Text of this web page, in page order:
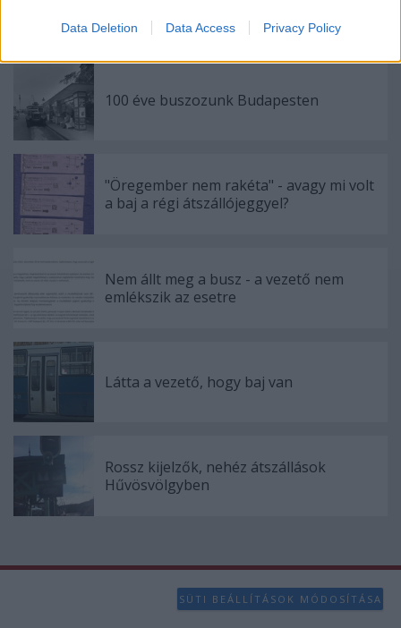
Data Deletion Data Access Privacy Policy
Ajánlott bejegyzések:
100 éve buszozunk Budapesten
"Öregember nem rakéta" - avagy mi volt
a baj a régi átszállójeggyel?
Nem állt meg a busz - a vezető nem
emlékszik az esetre
Látta a vezető, hogy baj van
Rossz kijelzők, nehéz átszállások
Hűvösvölgyben
SÜTI BEÁLLÍTÁSOK MÓDOSÍTÁSA